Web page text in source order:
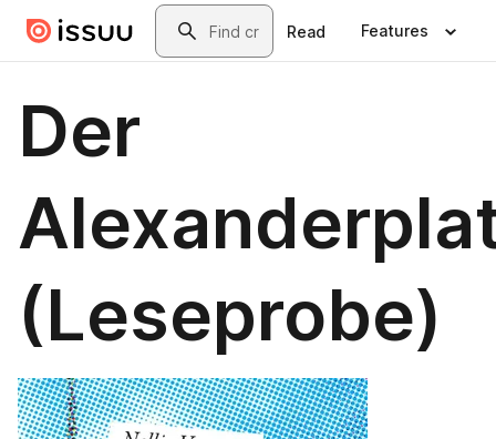
Skip to main contentSearch
Read Features
Der
(Leseprobe)